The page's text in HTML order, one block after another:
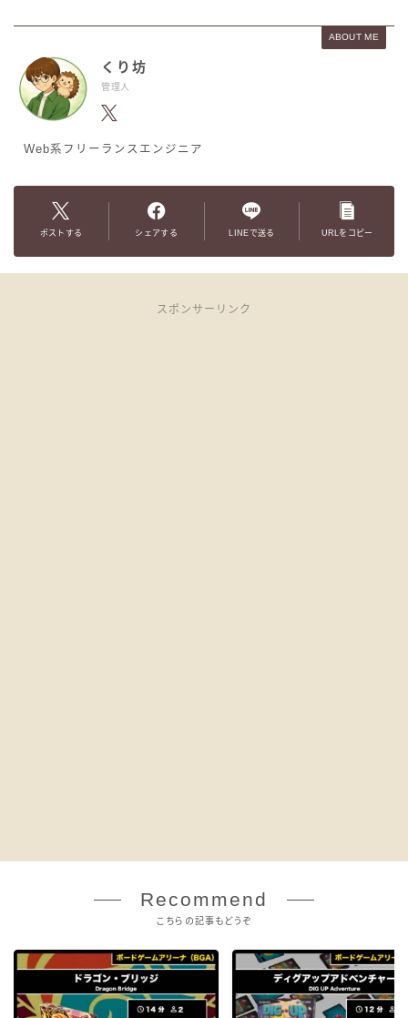
ABOUT ME
くり坊
管理人
Web系フリーランスエンジニア
ポストする シェアする LINEで送る URLをコピー
スポンサーリンク
Recommend
こちらの記事もどうぞ